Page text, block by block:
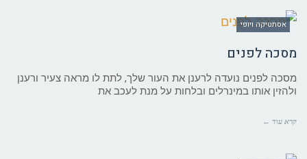
אסתטיקה ויופי
מסכה לפנים
מסכה לפנים נועדה לרענן את העור שלך, לתת לו מראה צעיר ורענן
ולהזין אותו במינרלים ובלחות על מנת לעכב את
קרא עוד ←